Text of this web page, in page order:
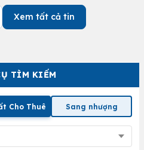
TÌM KIẾM
Cho Thuê Sang nhượng
Xem tất cả tin